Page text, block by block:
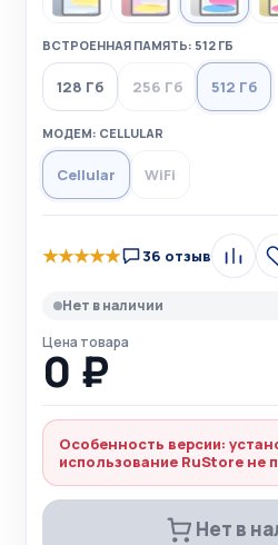
ВСТРОЕННАЯ ПАМЯТЬ: 512 ГБ
128 Гб 256 Гб 512 Гб
МОДЕМ: CELLULAR
Cellular WiFi
★★★★★ 36 отзыв
Нет в наличии
Цена товара
0 ₽
Особенность версии:
использование RuStore не
Нет в